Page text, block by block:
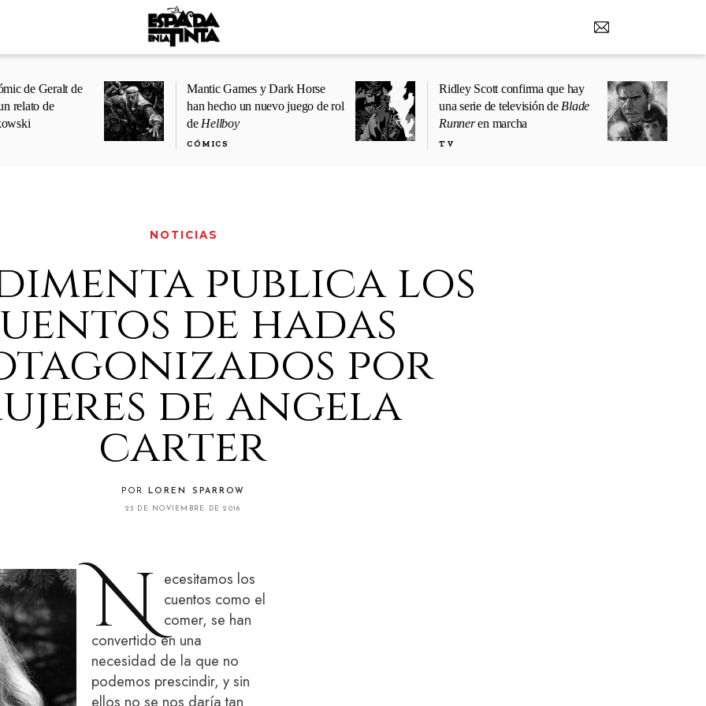
de Geralt de
relato de
Mantic Games y Dark Horse
han hecho un nuevo juego de rol
de Hellboy
CÓMICS
Ridley Scott confirma que hay
una serie de televisión de Blade
Runneren marcha
TV
NOTICIAS
publica los
de hadas
por
de angela
carter
POR LOREN SPARROW
23 DE NOVIEMBRE DE 2016
N ecesitamos los
cuentos como el
comer, se han
convertido en una
necesidad de la que no
podemos prescindir, y sin
ellos no se nos daría tan